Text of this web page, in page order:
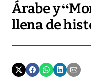
Árabe y
llena de